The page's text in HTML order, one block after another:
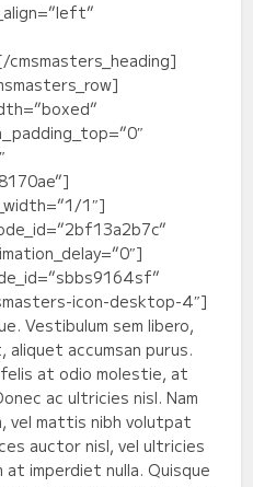
cmsmasters_heading]
1″]
icon-desktop-4″]
Vestibulum sem libero,
accumsan purus.
at odio molestie, at
ac ultricies nisl. Nam
vel mattis nibh volutpat
auctor nisl, vel ultricies
at imperdiet nulla. Quisque